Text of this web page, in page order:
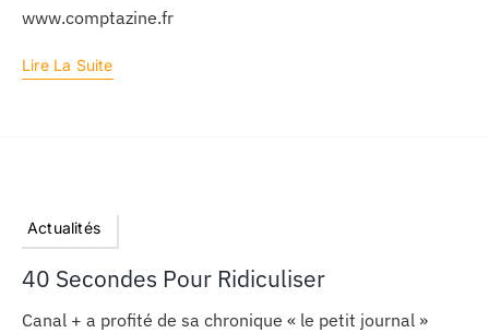
www.comptazine.fr
Lire La Suite
Actualités
40 Secondes Pour Ridiculiser
Canal + a profité de sa chronique « le petit journal »